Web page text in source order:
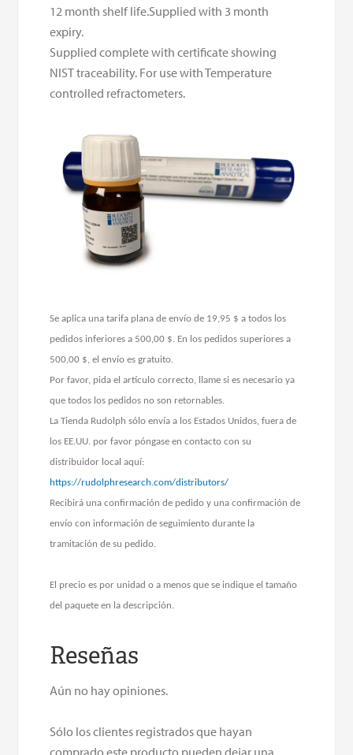
12 month shelf life.Supplied with 3 month
expiry.
Supplied complete with certificate showing
NIST traceability. For use with Temperature
controlled refractometers.
Se aplica una tarifa plana de envío de 19,95 $ a todos los
pedidos inferiores a 500,00 $. En los pedidos superiores a
500,00 $, el envío es gratuito.
Por favor, pida el artículo correcto, llame si es necesario ya
que todos los pedidos no son retornables.
La Tienda Rudolph sólo envía a los Estados Unidos, fuera de
los EE.UU. por favor póngase en contacto con su
distribuidor local aquí:
https://rudolphresearch.com/distributors/
Recibirá una confirmación de pedido y una confirmación de
envío con información de seguimiento durante la
tramitación de su pedido.
El precio es por unidad o a menos que se indique el tamaño
del paquete en la descripción.
Reseñas
Aún no hay opiniones.
Sólo los clientes registrados que hayan